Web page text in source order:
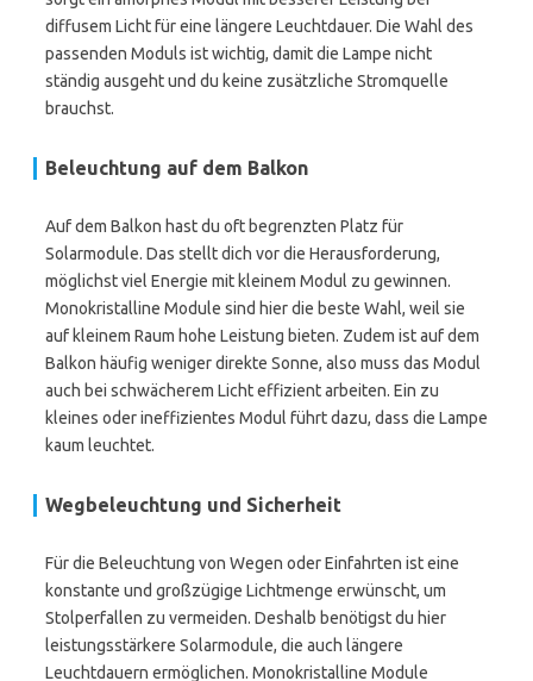
diffusem Licht für eine längere Leuchtdauer. Die Wahl des
passenden Moduls ist wichtig, damit die Lampe nicht
ständig ausgeht und du keine zusätzliche Stromquelle
brauchst.
Beleuchtung auf dem Balkon
Auf dem Balkon hast du oft begrenzten Platz für
Solarmodule. Das stellt dich vor die Herausforderung,
möglichst viel Energie mit kleinem Modul zu gewinnen.
Monokristalline Module sind hier die beste Wahl, weil sie
auf kleinem Raum hohe Leistung bieten. Zudem ist auf dem
Balkon häufig weniger direkte Sonne, also muss das Modul
auch bei schwächerem Licht effizient arbeiten. Ein zu
kleines oder ineffizientes Modul führt dazu, dass die Lampe
kaum leuchtet.
Wegbeleuchtung und Sicherheit
Für die Beleuchtung von Wegen oder Einfahrten ist eine
konstante und großzügige Lichtmenge erwünscht, um
Stolperfallen zu vermeiden. Deshalb benötigst du hier
leistungsstärkere Solarmodule, die auch längere
Leuchtdauern ermöglichen. Monokristalline Module